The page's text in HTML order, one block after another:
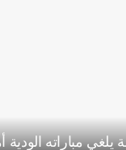
يلغي مباراته الودية